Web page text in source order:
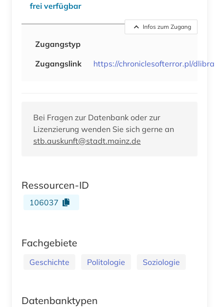
frei verfügbar
Infos zum Zugang
Zugangstyp
Zugangslink
https://chroniclesofterror.pl/dlibra
Bei Fragen zur Datenbank oder zur
Lizenzierung wenden Sie sich gerne an
stb.auskunft@stadt.mainz.de
Ressourcen-ID
106037
Fachgebiete
Geschichte Politologie Soziologie
Datenbanktypen